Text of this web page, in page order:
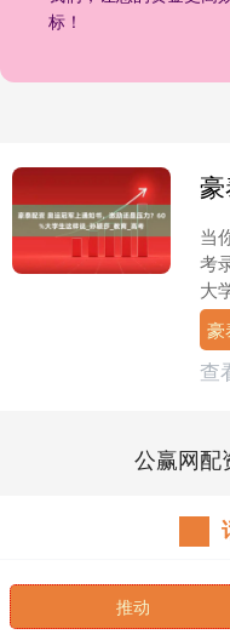
标！
当
考
大
今
面
豪
查
公赢网配
推动